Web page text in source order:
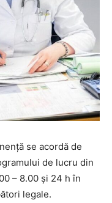
se acordă de
de lucru din
– 8.00 şi 24 h în
legale.